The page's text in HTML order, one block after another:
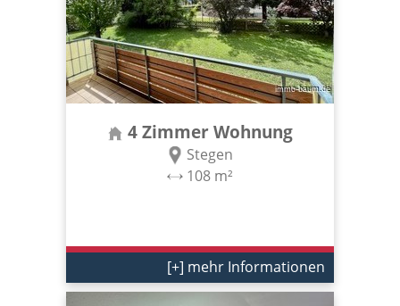
4 Zimmer Wohnung
Stegen
108 m²
[+] mehr Informationen